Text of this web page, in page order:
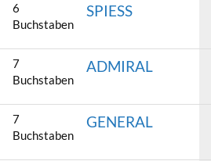
6
Buchstaben
SPIESS
7
Buchstaben
ADMIRAL
7
Buchstaben
GENERAL